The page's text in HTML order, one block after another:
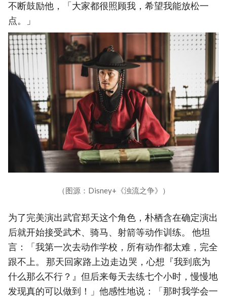
不断鼓励他，「大家都很照顾我，希望我能放松一
点。」
（图源：Disney+《浊流之争》）
为了完美演出武官郑天这个角色，朴栖含在确定演出
后就开始接受武术、骑马、射箭等动作训练。 他坦
言：「我第一次去动作学校，所有动作都太难，完全
跟不上。 那天回家路上边走边哭，心想『我到底为
什么那么不行？』但后来每天去练七个小时，慢慢地
发现真的可以做到！」他感性地说：「那时我学会一